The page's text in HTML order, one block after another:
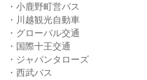
・小鹿野町営バス
・川越観光自動車
・グローバル交通
・国際十王交通
・ジャパンタローズ
・西武バス